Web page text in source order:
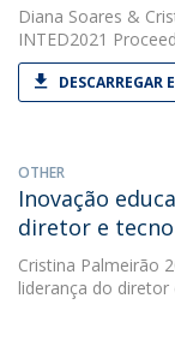
Diana Soares &
INTED2021
DESCARREGAR
OTHER
Inovação
diretor e
Cristina Palmeirão
liderança do diretor